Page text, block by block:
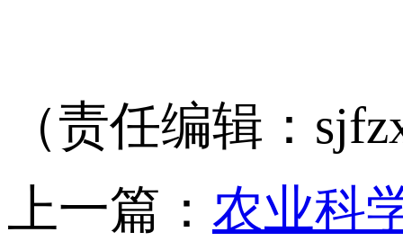
（责任编辑：
上一篇： 农业科